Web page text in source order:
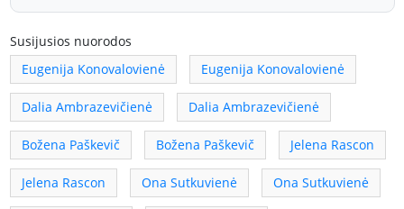
Susijusios nuorodos
Eugenija Konovalovienė
Eugenija Konovalovienė
Dalia Ambrazevičienė Dalia Ambrazevičienė
Božena Paškevič Božena Paškevič Jelena Rascon
Jelena Rascon Ona Sutkuvienė Ona Sutkuvienė